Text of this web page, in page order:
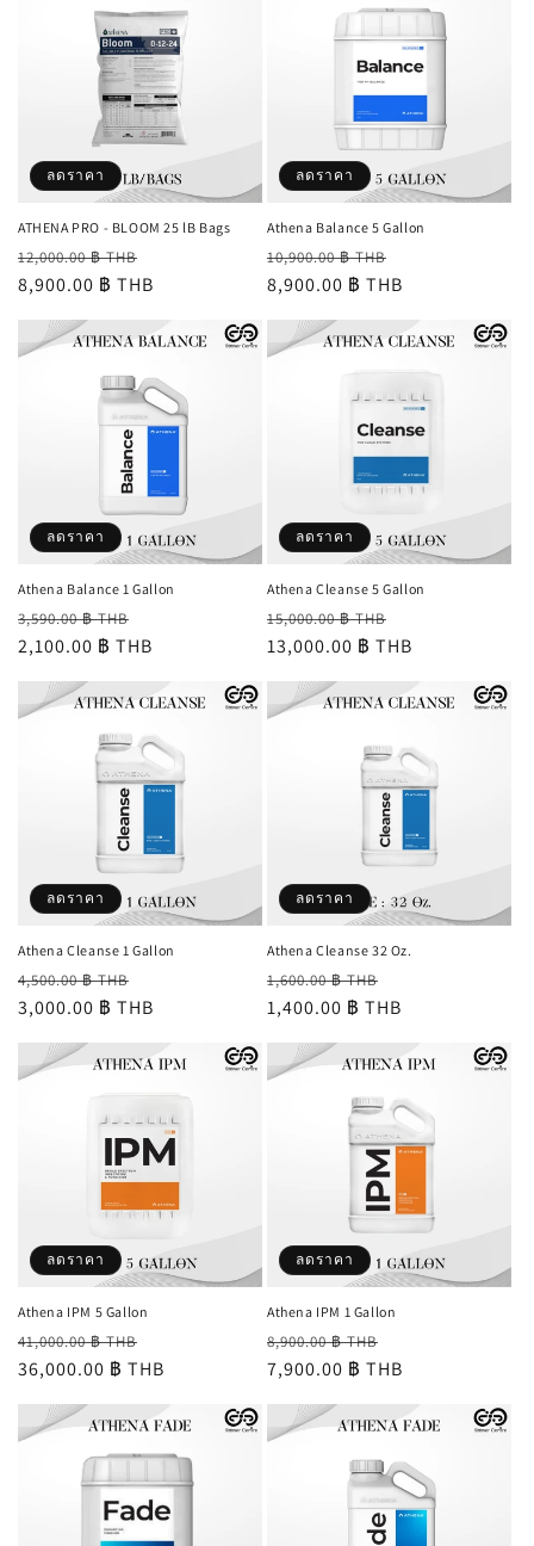
ลดราคา
ATHENA PRO - BLOOM 25 lB Bags
ราคา
ปกติ
12,000.00 ฿ THB
โปรโมชัน
8,900.00 ฿ THB
ลดราคา
Athena Balance 5 Gallon
ราคา
ปกติ
10,900.00 ฿ THB
โปรโมชัน
8,900.00 ฿ THB
ลดราคา
Athena Balance 1 Gallon
ราคา
ปกติ
3,590.00 ฿ THB
โปรโมชัน
2,100.00 ฿ THB
ลดราคา
Athena Cleanse 5 Gallon
ราคา
ปกติ
15,000.00 ฿ THB
โปรโมชัน
13,000.00 ฿ THB
ลดราคา
Athena Cleanse 1 Gallon
ราคา
ปกติ
4,500.00 ฿ THB
โปรโมชัน
3,000.00 ฿ THB
ลดราคา
Athena Cleanse 32 Oz.
ราคา
ปกติ
1,600.00 ฿ THB
โปรโมชัน
1,400.00 ฿ THB
ลดราคา
Athena IPM 5 Gallon
ราคา
ปกติ
41,000.00 ฿ THB
โปรโมชัน
36,000.00 ฿ THB
ลดราคา
Athena IPM 1 Gallon
ราคา
ปกติ
8,900.00 ฿ THB
โปรโมชัน
7,900.00 ฿ THB